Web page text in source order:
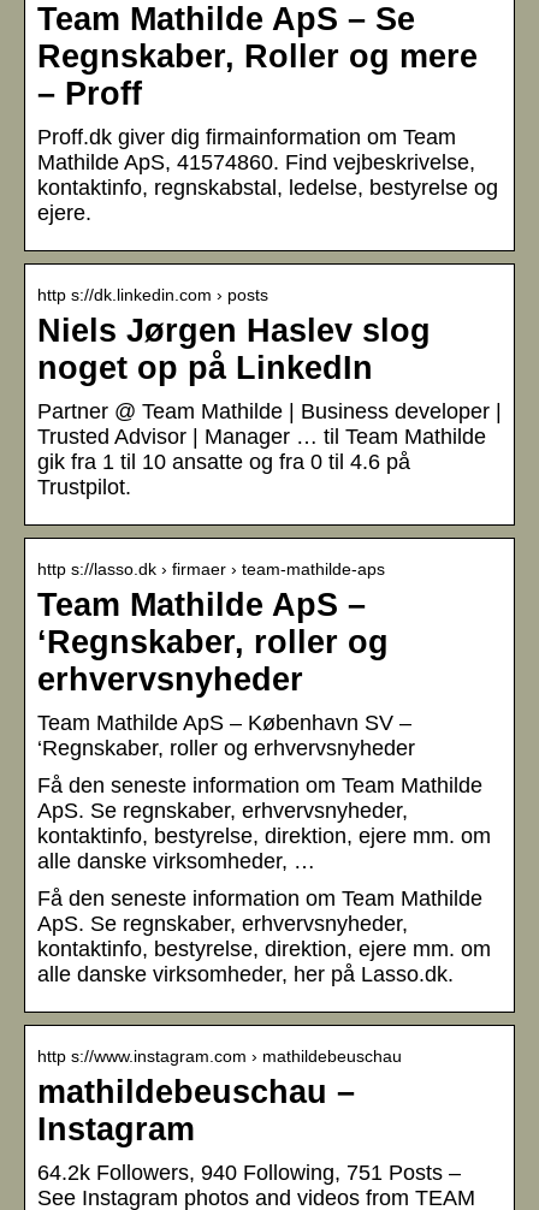
Team Mathilde ApS – Se
Regnskaber, Roller og mere
– Proff
Proff.dk giver dig firmainformation om Team
Mathilde ApS, 41574860. Find vejbeskrivelse,
kontaktinfo, regnskabstal, ledelse, bestyrelse og
ejere.
http s://dk.linkedin.com › posts
Niels Jørgen Haslev slog
noget op på LinkedIn
Partner @ Team Mathilde | Business developer |
Trusted Advisor | Manager … til Team Mathilde
gik fra 1 til 10 ansatte og fra 0 til 4.6 på
Trustpilot.
http s://lasso.dk › firmaer › team-mathilde-aps
Team Mathilde ApS –
‘Regnskaber, roller og
erhvervsnyheder
Team Mathilde ApS – København SV –
‘Regnskaber, roller og erhvervsnyheder
Få den seneste information om Team Mathilde
ApS. Se regnskaber, erhvervsnyheder,
kontaktinfo, bestyrelse, direktion, ejere mm. om
alle danske virksomheder, …
Få den seneste information om Team Mathilde
ApS. Se regnskaber, erhvervsnyheder,
kontaktinfo, bestyrelse, direktion, ejere mm. om
alle danske virksomheder, her på Lasso.dk.
http s://www.instagram.com › mathildebeuschau
mathildebeuschau –
Instagram
64.2k Followers, 940 Following, 751 Posts –
See Instagram photos and videos from TEAM